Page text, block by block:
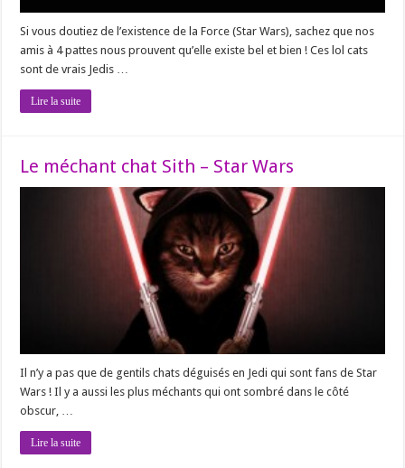
Si vous doutiez de l’existence de la Force (Star Wars), sachez que nos
amis à 4 pattes nous prouvent qu’elle existe bel et bien ! Ces lol cats
sont de vrais Jedis …
Lire la suite
Le méchant chat Sith – Star Wars
Il n’y a pas que de gentils chats déguisés en Jedi qui sont fans de Star
Wars ! Il y a aussi les plus méchants qui ont sombré dans le côté
obscur, …
Lire la suite